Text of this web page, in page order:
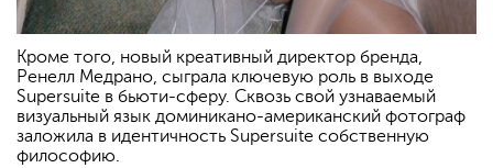
Кроме того, новый креативный директор бренда,
Ренелл Медрано, сыграла ключевую роль в выходе
Supersuite в бьюти-сферу. Сквозь свой узнаваемый
визуальный язык доминикано-американский фотограф
заложила в идентичность Supersuite собственную
философию.